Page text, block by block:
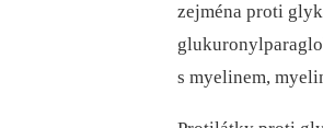
zejména proti
s myelinem,